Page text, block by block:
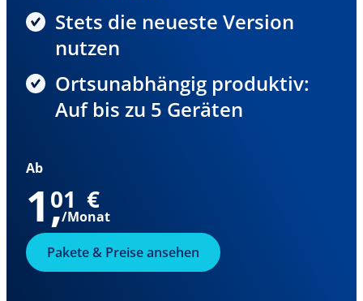
Stets die neueste Version
nutzen
Ortsunabhängig produktiv:
Auf bis zu 5 Geräten
Pakete & Preise ansehen
Ab
1,
01 €
/Monat